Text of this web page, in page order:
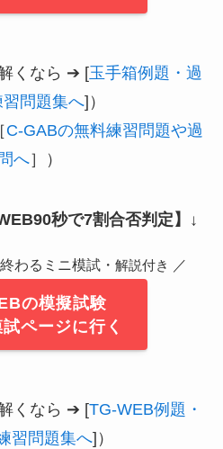
くなら ➔ [玉手箱例題・過
問題集へ]）
C-GABの無料練習問題や過
へ］）
秒で7割合否判定】 ↓
わるミニ模試・ 解説付き ／
の模擬試験
ページに行く
くなら ➔ [TG-WEB例題・
習問題集へ]）